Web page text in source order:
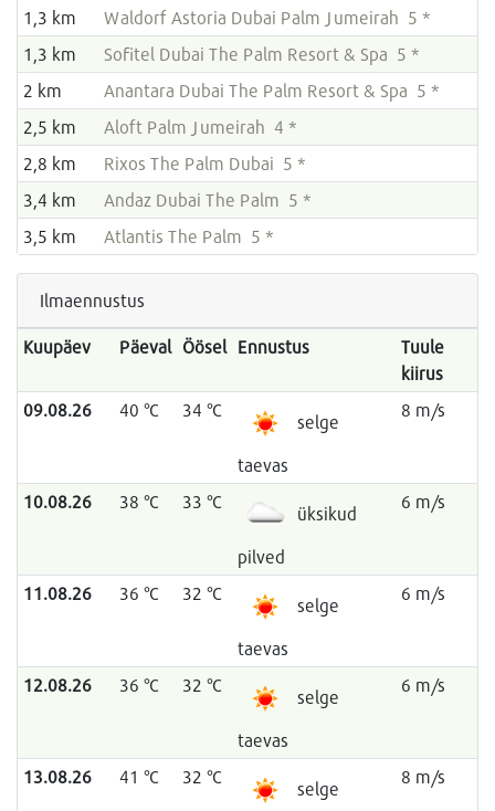
1,3 km
Waldorf Astoria Dubai Palm Jumeirah 5 *
1,3 km
Sofitel Dubai The Palm Resort & Spa 5 *
2 km
Anantara Dubai The Palm Resort & Spa 5 *
2,5 km
Aloft Palm Jumeirah 4 *
2,8 km
Rixos The Palm Dubai 5 *
3,4 km
Andaz Dubai The Palm 5 *
3,5 km
Atlantis The Palm 5 *
Ilmaennustus
Kuupäev Päeval Öösel Ennustus
Tuule
kiirus
09.08.26
40 °C 34 °C
selge
taevas
8 m/s
10.08.26 38 °C 33 °C
üksikud
pilved
6 m/s
11.08.26 36 °C 32 °C
selge
taevas
6 m/s
12.08.26 36 °C 32 °C
selge
taevas
6 m/s
13.08.26 41 °C 32 °C
selge
8 m/s